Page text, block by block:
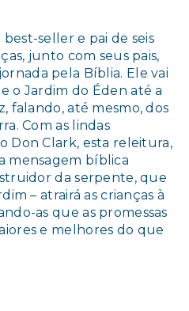
seller e pai de seis
junto com seus pais,
pela Bíblia. Ele vai
o Jardim do Éden até a
falando, até mesmo, dos
Com as lindas
Don Clark, esta releitura,
mensagem bíblica
da serpente, que
– atrairá as crianças à
as que as promessas
e melhores do que